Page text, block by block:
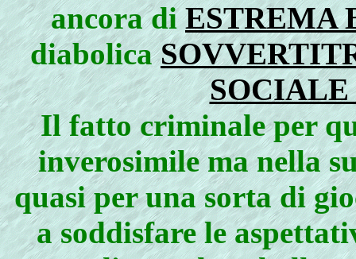
ancora diESTREMA
diabolica
Il fatto criminale per
inverosimile ma nella
quasi per una sorta di
a soddisfare le